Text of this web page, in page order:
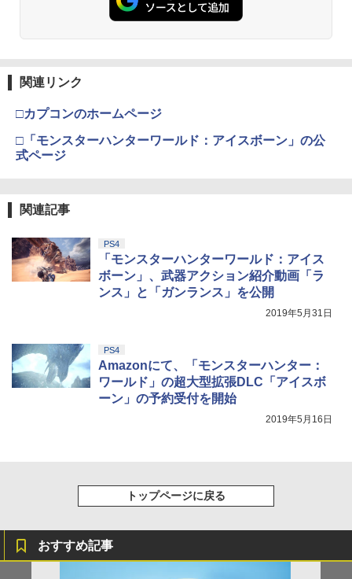
関連リンク
□カプコンのホームページ
□「モンスターハンターワールド：アイスボーン」の公
式ページ
関連記事
PS4
「モンスターハンターワールド：アイス
ボーン」、武器アクション紹介動画「ラ
ンス」と「ガンランス」を公開
2019年5月31日
PS4
Amazonにて、「モンスターハンター：
ワールド」の超大型拡張DLC「アイスボ
ーン」の予約受付を開始
2019年5月16日
トップページに戻る
おすすめ記事